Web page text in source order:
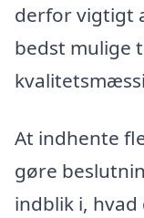
derfor vigtigt
bedst mulige
At indhente
gøre
indblik i,